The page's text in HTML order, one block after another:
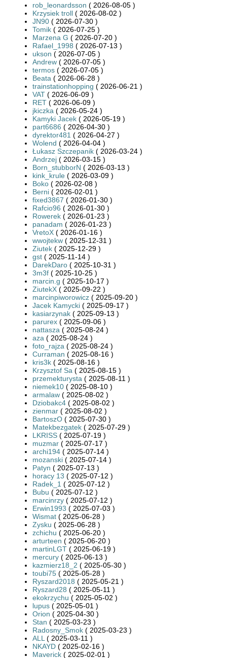
rob_leonardsson ( 2026-08-05 )
Krzysiek troll ( 2026-08-02 )
JN90 ( 2026-07-30 )
Tomik ( 2026-07-25 )
Marzena G ( 2026-07-20 )
Rafael_1998 ( 2026-07-13 )
ukson ( 2026-07-05 )
Andrew ( 2026-07-05 )
termos ( 2026-07-05 )
Beata ( 2026-06-28 )
trainstationhopping ( 2026-06-21 )
VAT ( 2026-06-09 )
RET ( 2026-06-09 )
jkiczka ( 2026-05-24 )
Kamyki Jacek ( 2026-05-19 )
part6686 ( 2026-04-30 )
dyrektor481 ( 2026-04-27 )
Wolend ( 2026-04-04 )
Łukasz Szczepanik ( 2026-03-24 )
Andrzej ( 2026-03-15 )
Born_stubborN ( 2026-03-13 )
kink_krule ( 2026-03-09 )
Boko ( 2026-02-08 )
Berni ( 2026-02-01 )
fixed3867 ( 2026-01-30 )
Rafcio96 ( 2026-01-30 )
Rowerek ( 2026-01-23 )
panadam ( 2026-01-23 )
VretoX ( 2026-01-16 )
wwojtekw ( 2025-12-31 )
Ziutek ( 2025-12-29 )
gst ( 2025-11-14 )
DarekDaro ( 2025-10-31 )
3m3f ( 2025-10-25 )
marcin.g ( 2025-10-17 )
ZiutekX ( 2025-09-22 )
marcinpiworowicz ( 2025-09-20 )
Jacek Kamycki ( 2025-09-17 )
kasiarzynak ( 2025-09-13 )
parurex ( 2025-09-06 )
nattasza ( 2025-08-24 )
aza ( 2025-08-24 )
foto_rajza ( 2025-08-24 )
Curraman ( 2025-08-16 )
kris3k ( 2025-08-16 )
Krzysztof Sa ( 2025-08-15 )
przemekturysta ( 2025-08-11 )
niemek10 ( 2025-08-10 )
armalaw ( 2025-08-02 )
Dziobakc4 ( 2025-08-02 )
zienmar ( 2025-08-02 )
BartoszO ( 2025-07-30 )
Matekbezgatek ( 2025-07-29 )
LKRISS ( 2025-07-19 )
muzmar ( 2025-07-17 )
archi194 ( 2025-07-14 )
mozanski ( 2025-07-14 )
Patyn ( 2025-07-13 )
horacy 13 ( 2025-07-12 )
Radek_1 ( 2025-07-12 )
Bubu ( 2025-07-12 )
marcinrzy ( 2025-07-12 )
Erwin1993 ( 2025-07-03 )
Wismat ( 2025-06-28 )
Zysku ( 2025-06-28 )
zchichu ( 2025-06-20 )
arturteen ( 2025-06-20 )
martinLGT ( 2025-06-19 )
mercury ( 2025-06-13 )
kazmierz18_2 ( 2025-05-30 )
toubi75 ( 2025-05-28 )
Ryszard2018 ( 2025-05-21 )
Ryszard28 ( 2025-05-11 )
ekokrzychu ( 2025-05-02 )
lupus ( 2025-05-01 )
Orion ( 2025-04-30 )
Stan ( 2025-03-23 )
Radosny_Smok ( 2025-03-23 )
ALL ( 2025-03-11 )
NKAYD ( 2025-02-16 )
Maverick ( 2025-02-01 )